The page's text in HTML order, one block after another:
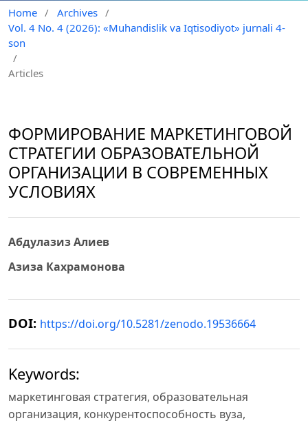
Home / Archives /
Vol. 4 No. 4 (2026): «Muhandislik va Iqtisodiyot» jurnali 4-
son
/
Articles
ФОРМИРОВАНИЕ МАРКЕТИНГОВОЙ
СТРАТЕГИИ ОБРАЗОВАТЕЛЬНОЙ
ОРГАНИЗАЦИИ В СОВРЕМЕННЫХ
УСЛОВИЯХ
Абдулазиз Алиев
Азиза Кахрамонова
DOI: https://doi.org/10.5281/zenodo.19536664
Keywords:
маркетинговая стратегия, образовательная
организация, конкурентоспособность вуза,